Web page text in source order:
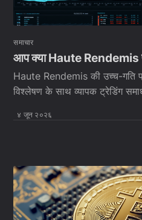
समाचार
आप क्या Haute Rendemis
Haute Rendemis की उच्च-गति
विश्लेषण के साथ व्यापक ट्रेडिंग
४ जून २०२६